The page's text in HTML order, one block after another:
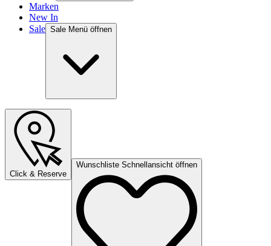
Marken
New In
Sale Sale Menü öffnen
Click & Reserve
Wunschliste Schnellansicht öffnen